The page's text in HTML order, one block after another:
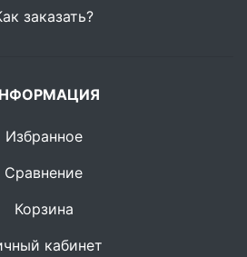
заказать?
Избранное
Сравнение
Корзина
кабинет